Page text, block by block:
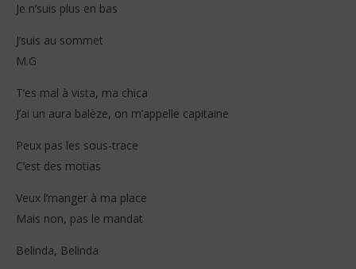
Je n’suis plus en bas
J’suis au sommet
M.G
T’es mal à vista, ma chica
J’ai un aura balèze, on m’appelle capitaine
Peux pas les sous-trace
C’est des motias
Veux l’manger à ma place
Mais non, pas le mandat
Belinda, Belinda